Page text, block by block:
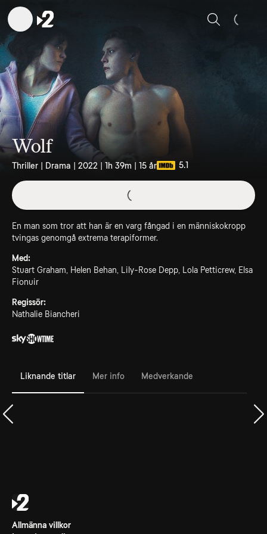
Sök
Wolf
Thriller | Drama | 2022 | 1h 39m | 15 år 5.1
En man som tror att han är en varg fångad i en människokropp
tvingas genomgå extrema terapiformer.
Med:
Stuart Graham, Helen Behan, Lily-Rose Depp, Lola Petticrew, Elsa
Fionuir
Regissör:
Nathalie Biancheri
Liknande titlar Mer info Medverkande
Allmänna villkor